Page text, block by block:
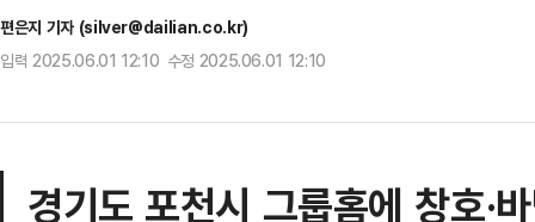
편은지 기자 (silver@dailian.co.kr)
입력 2025.06.01 12:10 수정 2025.06.01 12:10
경기도 포천시 그룹홈에 창호·